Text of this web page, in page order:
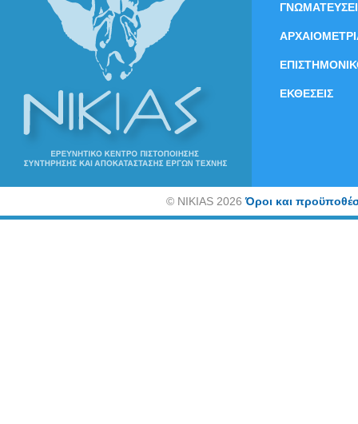
ΕΚΘΕΣΕΙΣ
©NIKIAS 2026Όροι και